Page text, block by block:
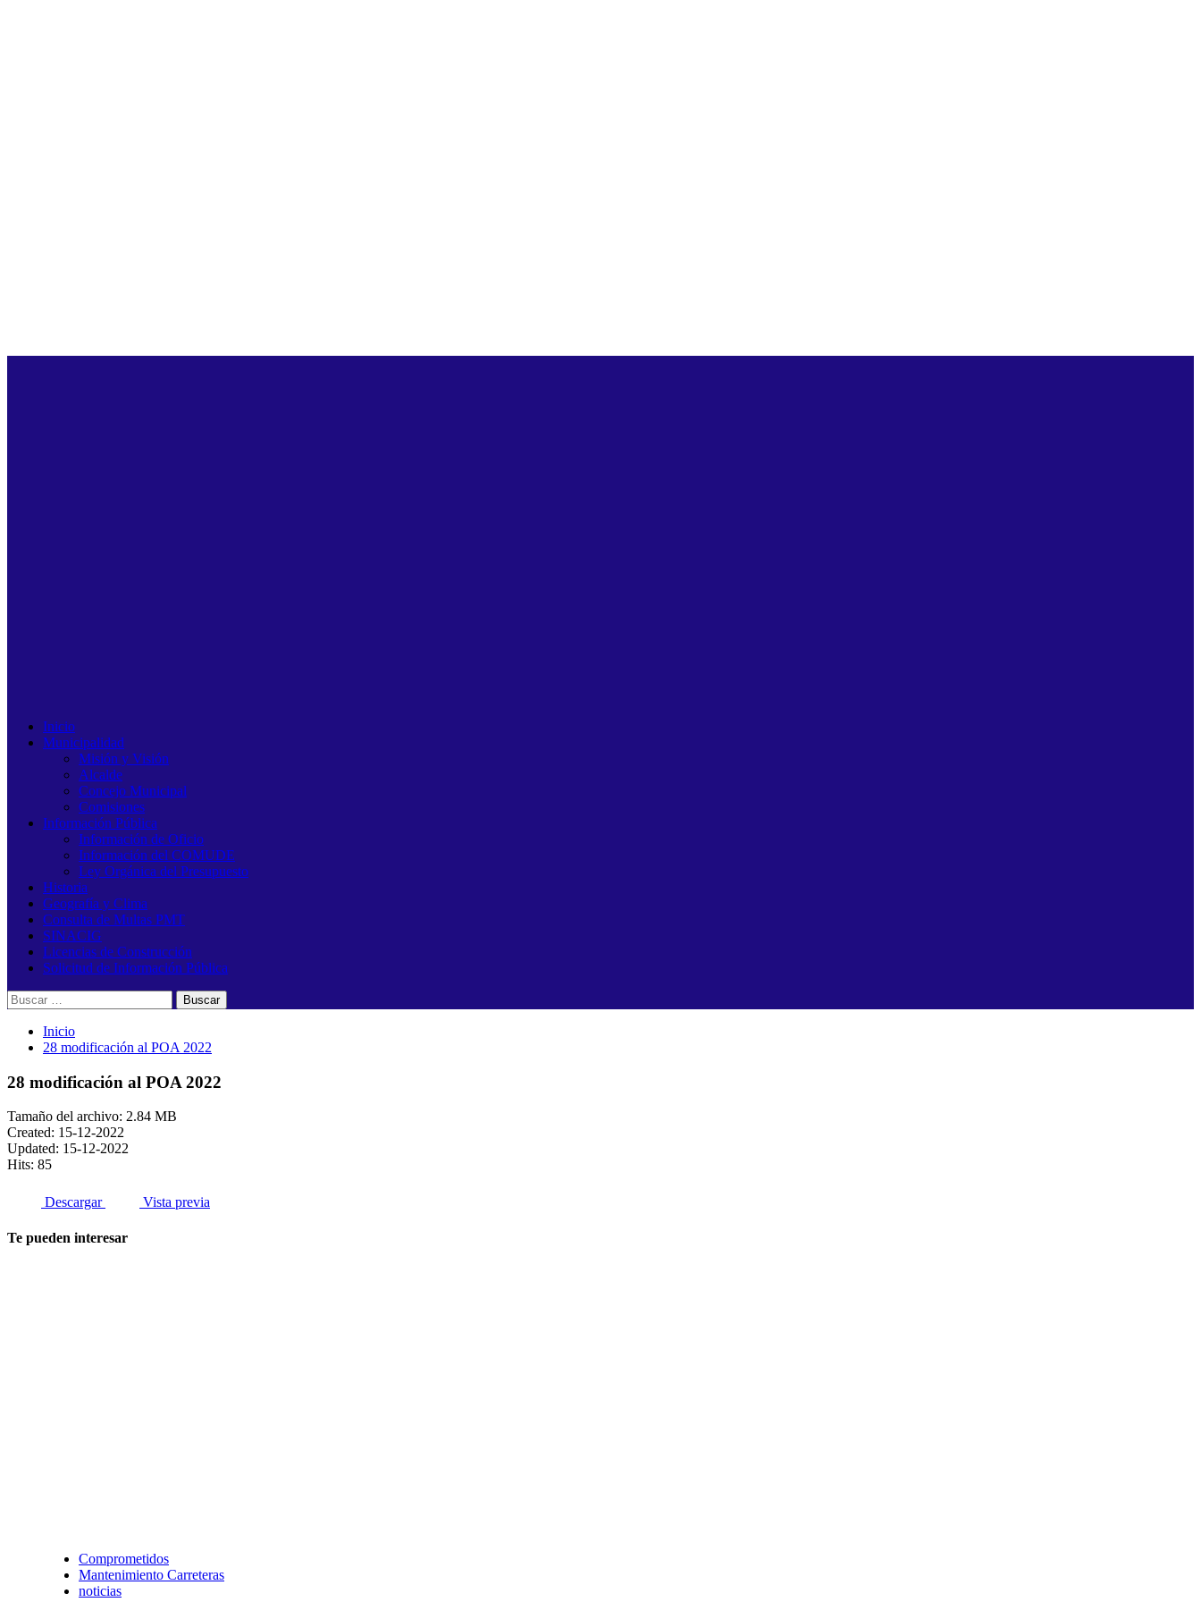
Inicio
Municipalidad
Misión y Visión
Alcalde
Concejo Municipal
Comisiones
Información Pública
Información de Oficio
Información del COMUDE
Ley Orgánica del Presupuesto
Historia
Geografía y Clima
Consulta de Multas PMT
SINACIG
Licencias de Construcción
Solicitud de Información Pública
Buscar:
Inicio
28 modificación al POA 2022
28 modificación al POA 2022
Tamaño del archivo: 2.84 MB
Created: 15-12-2022
Updated: 15-12-2022
Hits: 85
Descargar Vista previa
Te pueden interesar
Comprometidos
Mantenimiento Carreteras
noticias